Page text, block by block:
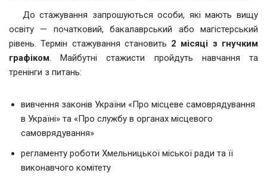
До стажування запрошуються особи, які мають вищу
освіту — початковий, бакалаврський або магістерський
рівень. Термін стажування становить 2 місяці з гнучким
графіком. Майбутні стажисти пройдуть навчання та
тренінги з питань:
вивчення законів України «Про місцеве самоврядування
в Україні» та «Про службу в органах місцевого
самоврядування»
регламенту роботи Хмельницької міської ради та її
виконавчого комітету